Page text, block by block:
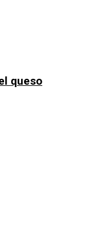
queso